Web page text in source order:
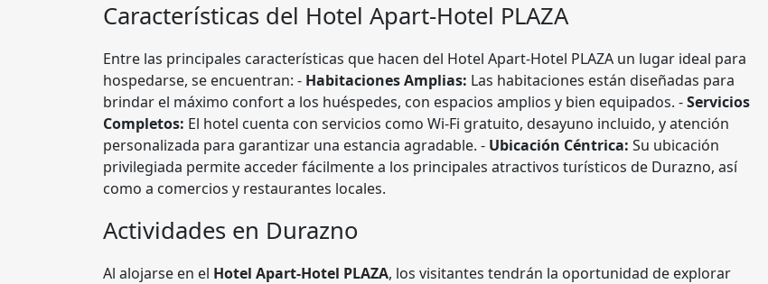
Características del Hotel Apart-Hotel PLAZA
Entre las principales características que hacen del Hotel Apart-Hotel PLAZA un lugar ideal para
hospedarse, se encuentran: - Habitaciones Amplias: Las habitaciones están diseñadas para
brindar el máximo confort a los huéspedes, con espacios amplios y bien equipados. -Servicios
Completos: El hotel cuenta con servicios como Wi-Fi gratuito, desayuno incluido, y atención
personalizada para garantizar una estancia agradable. - Ubicación Céntrica: Su ubicación
privilegiada permite acceder fácilmente a los principales atractivos turísticos de Durazno, así
como a comercios y restaurantes locales.
Actividades en Durazno
Al alojarse en el Hotel Apart-Hotel PLAZA, los visitantes tendrán la oportunidad de explorar